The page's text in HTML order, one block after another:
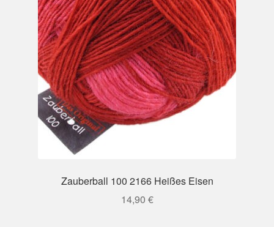
Zauberball 100 2166 Heißes Eisen
14,90 €